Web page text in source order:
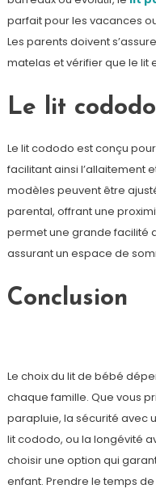
parfait pour les vacances
Les parents doivent
matelas et vérifier que le lit
Le lit cododo
Le lit cododo est conçu
facilitant ainsi l’allaitement
modèles peuvent être
parental, offrant une
permet une grande facilité
assurant un espace de
Conclusion
Le choix du lit de bébé
chaque famille. Que vous
parapluie, la sécurité avec
lit cododo, ou la longévité
choisir une option qui
enfant. Prendre le temps